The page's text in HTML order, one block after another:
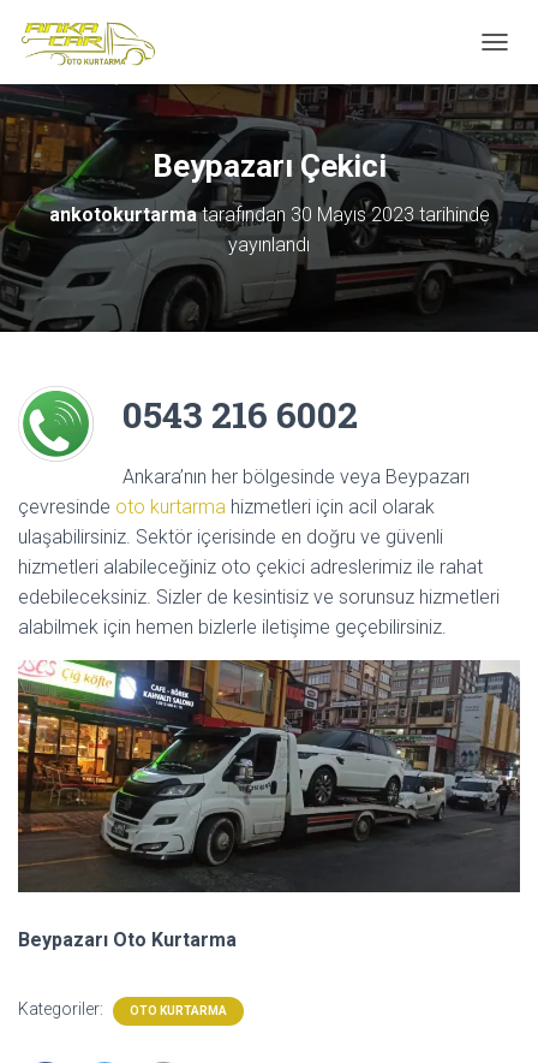
E
Ü
Y
Ü
Ç
/
K
A
Beypazarı Çekici
ankotokurtarmatarafından 30 Mayıs 2023tarihinde
yayınlandı
0543 216 6002
Ankara’nın her bölgesinde veya Beypazarı
çevresinde oto kurtarma hizmetleri için acil olarak
ulaşabilirsiniz. Sektör içerisinde en doğru ve güvenli
hizmetleri alabileceğiniz oto çekici adreslerimiz ile rahat
edebileceksiniz. Sizler de kesintisiz ve sorunsuz hizmetleri
alabilmek için hemen bizlerle iletişime geçebilirsiniz.
Beypazarı Oto Kurtarma
Kategoriler: OTO KURTARMA